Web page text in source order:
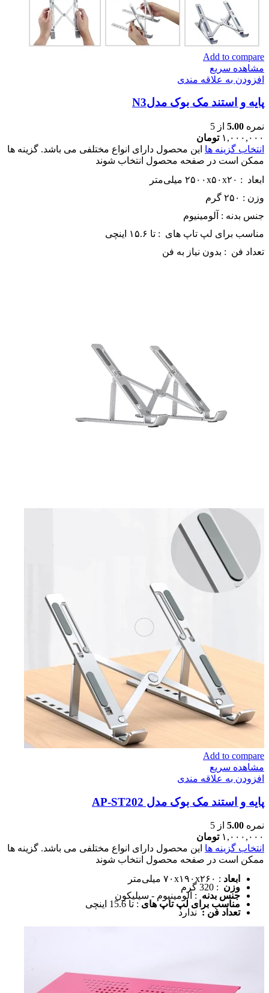
Add to compare
مشاهده سریع
افزودن به علاقه مندی
پایه و استند مک بوک مدلN3
نمره 5.00 از 5
۱,۰۰۰,۰۰۰ تومان
انتخاب گزینه ها این محصول دارای انواع مختلفی می باشد. گزینه ها
ممکن است در صفحه محصول انتخاب شوند
ابعاد : ۲۵۰۰x۵۰x۲۰ میلی‌متر
وزن : ۲۵۰ گرم
جنس بدنه : آلومینیوم
مناسب برای لپ تاپ های : تا ۱۵.۶ اینچی
تعداد فن : بدون نیاز به فن
Add to compare
مشاهده سریع
افزودن به علاقه مندی
پایه و استند مک بوک مدل AP-ST202
نمره 5.00 از 5
۱,۰۰۰,۰۰۰ تومان
انتخاب گزینه ها این محصول دارای انواع مختلفی می باشد. گزینه ها
ممکن است در صفحه محصول انتخاب شوند
ابعاد : ۷۰x۱۹۰x۲۶۰ میلی‌متر
وزن : 320 گرم
جنس بدنه : آلومینیوم - سیلیکون
مناسب برای لپ تاپ های : تا 15.6 اینچی
تعداد فن :ندارد